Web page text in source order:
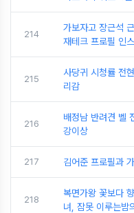
214
가보자고 장근석
재테크 프로필 인
215
사당귀 시청률 전
리감
216
배정남 반려견 벨
강이상
217 김어준 프로필과
218
복면가왕 꽃보다
녀, 잠못 이루는밤